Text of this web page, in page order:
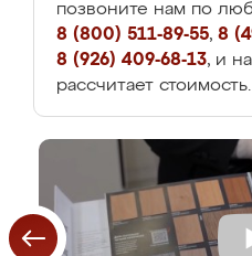
позвоните нам по
8 (800) 511-89-55, 8
8 (926) 409-68-13, и
рассчитает стоимость.